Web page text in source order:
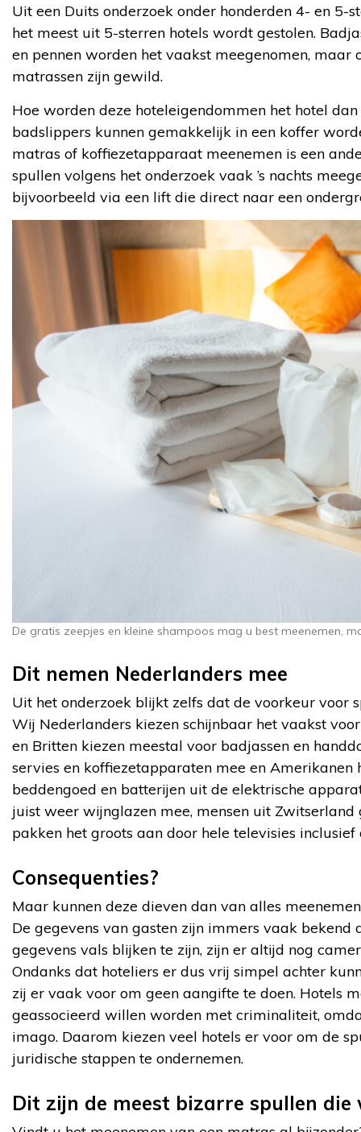
Uit een Duits onderzoek onder honderden 4- en 5-
het meest uit 5-sterren hotels wordt gestolen.
en pennen worden het vaakst meegenomen, maar
matrassen zijn gewild.
Hoe worden deze hoteleigendommen het hotel
badslippers kunnen gemakkelijk in een koffer
matras of koffiezetapparaat meenemen is een
spullen volgens het onderzoek vaak ’s nachts
bijvoorbeeld via een lift die direct naar een
De gratis zeepjes en kleine shampoos mag u best meenemen,
Dit nemen Nederlanders mee
Uit het onderzoek blijkt zelfs dat de voorkeur voor
Wij Nederlanders kiezen schijnbaar het vaakst
en Britten kiezen meestal voor badjassen en
servies en koffiezetapparaten mee en Amerikanen
beddengoed en batterijen uit de elektrische
juist weer wijnglazen mee, mensen uit Zwitserland
pakken het groots aan door hele televisies
Consequenties?
Maar kunnen deze dieven dan van alles
De gegevens van gasten zijn immers vaak bekend
gegevens vals blijken te zijn, zijn er altijd nog
Ondanks dat hoteliers er dus vrij simpel achter
zij er vaak voor om geen aangifte te doen. Hotels
geassocieerd willen worden met criminaliteit,
imago. Daarom kiezen veel hotels er voor om de
juridische stappen te ondernemen.
Dit zijn de meest bizarre spullen die